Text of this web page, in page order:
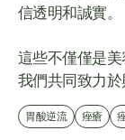
信透明和誠實。
這些不僅僅是
我們共同致力
胃酸逆流 痤瘡